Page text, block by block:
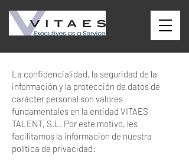
La confidencialidad, la seguridad de la
información y la protección de datos de
carácter personal son valores
fundamentales en la entidad VITAES
TALENT, S.L. Por este motivo, les
facilitamos la información de nuestra
política de privacidad: